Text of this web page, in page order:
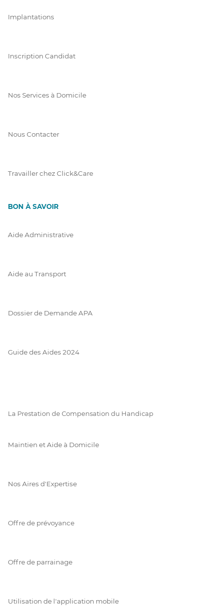
Implantations
Inscription Candidat
Nos Services à Domicile
Nous Contacter
Travailler chez Click&Care
BON À SAVOIR
Aide Administrative
Aide au Transport
Dossier de Demande APA
Guide des Aides 2024
La Prestation de Compensation du Handicap
Maintien et Aide à Domicile
Nos Aires d'Expertise
Offre de prévoyance
Offre de parrainage
Utilisation de l'application mobile